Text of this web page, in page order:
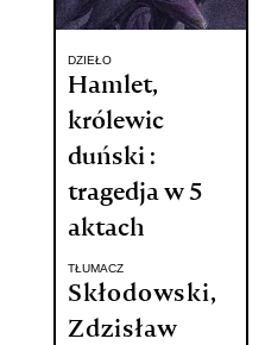
DZIEŁO
Hamlet,
królewic
duński :
tragedja w 5
aktach
TŁUMACZ
Skłodowski,
Zdzisław